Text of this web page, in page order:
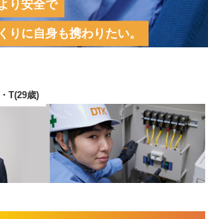
り安全で
りに自身も携わりたい。
T(29歳)